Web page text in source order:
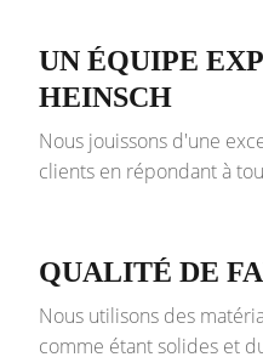
UN ÉQUIPE
HEINSCH
Nous jouissons d'une
clients en répondant à
QUALITÉ DE
Nous utilisons des
comme étant solides et